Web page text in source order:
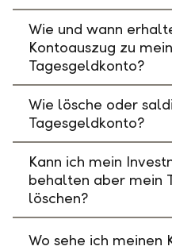
Wie und wann
Kontoauszug zu
Tagesgeldkonto?
Wie lösche oder
Tagesgeldkonto?
Kann ich mein
behalten aber mein
löschen?
Wo sehe ich meinen